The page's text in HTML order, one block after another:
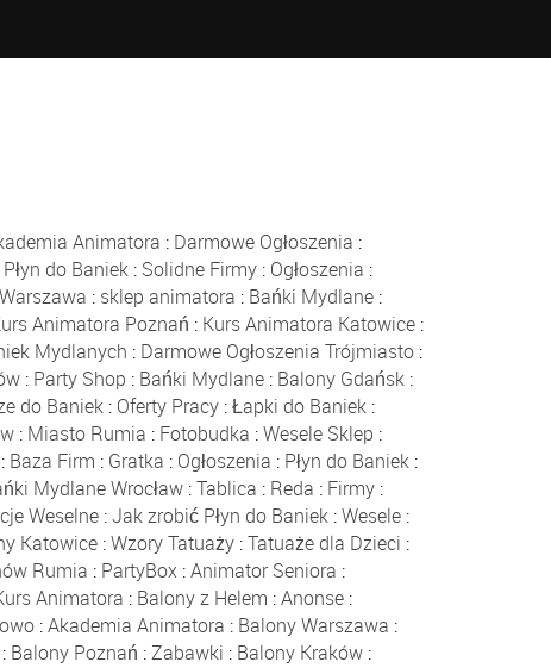
Animatora : Darmowe Ogłoszenia :
Płyn do Baniek: Solidne Firmy: Ogłoszenia :
: sklep animatora : Bańki Mydlane :
Animatora Poznań : Kurs Animatora Katowice :
Mydlanych : Darmowe Ogłoszenia Trójmiasto:
: Party Shop : Bańki Mydlane : Balony Gdańsk :
do Baniek : Oferty Pracy :Łapki do Baniek :
: Miasto Rumia : Fotobudka :Wesele Sklep :
Baza Firm : Gratka : Ogłoszenia : Płyn do Baniek:
Mydlane Wrocław:Tablica : Reda : Firmy:
Weselne :Jak zrobić Płyn do Baniek :Wesele :
Katowice:Wzory Tatuaży:Tatuaże dla Dzieci :
Rumia : PartyBox:Animator Seniora :
Animatora : Balony z Helem :Anonse :
:Akademia Animatora : Balony Warszawa :
: Balony Poznań :Zabawki : Balony Kraków :